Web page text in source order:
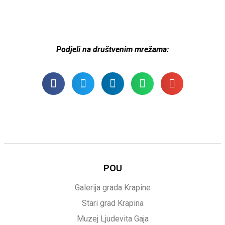
Podjeli na društvenim mrežama:
POU
Galerija grada Krapine
Stari grad Krapina
Muzej Ljudevita Gaja